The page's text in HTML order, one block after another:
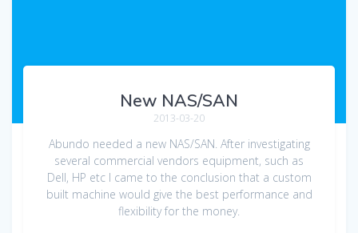
New NAS/SAN
2013-03-20
Abundo needed a new NAS/SAN. After investigating
several commercial vendors equipment, such as
Dell, HP etc I came to the conclusion that a custom
built machine would give the best performance and
flexibility for the money.